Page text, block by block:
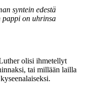
syntein edestä
pappi on uhrinsa
olisi ihmetellyt
tai millään lailla